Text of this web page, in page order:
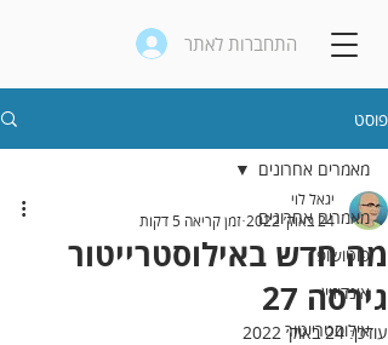
התחברות לאתר
פוסט
מאמרים אחרונים
פוטושופ
אינדיזיין
אילוסטרייטור
מאמרים אחרונים
מה חדש באילוסטרייטור
גירסה 27
יגאל לוי
24 באוק׳ 2022
זמן קריאה 5 דקות
עודכן:24 באוק׳ 2022